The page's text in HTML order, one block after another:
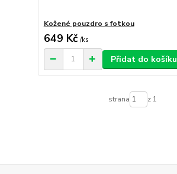
Kožené pouzdro s fotkou
649 Kč /ks
Přidat do košíku
strana z 1